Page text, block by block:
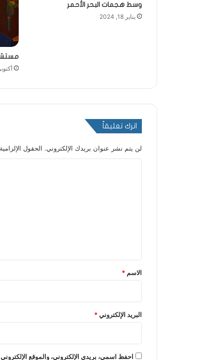
وسط هجمات البحر الأحمر
يناير 18, 2024
أكتوبر 8, 2025
اترك تعليقاً
لن يتم نشر عنوان بريدك الإلكتروني. الحقول
*
الاسم *
البريد الإلكتروني*
احفظ اسمي، بريدي الإلكتروني، والموقع